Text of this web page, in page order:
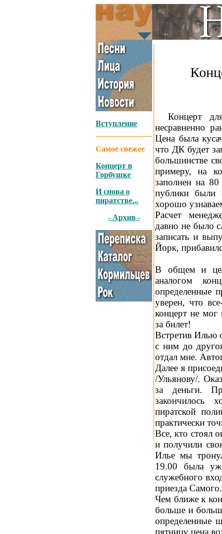
Вступление
Самое свежее
Концерт в
Горбушке
И снова о
пиратстве...
- Архив -
Концерт
несравненно
Цена была
что ДК будет
большинстве
примеру, на
заполнен на
публики были
хорошо
Расчет
давно не было
записать и
Йорк,
В общем и
аналогом
определенные
уверен, что
концерт не
за билет!
Встретив Илью
с ним до
отдал мне.
Далее я
/Ульянову/.
за деньги.
закончилось
пиратской
практически
Все, кто стоял
и получили
Илье мы
19.00 была
служебного
приезда
Чем ближе к
больше и
определенные
пятницу цена